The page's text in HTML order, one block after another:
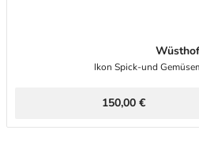
Wüsthof
Ikon Spick-und
150,00 €